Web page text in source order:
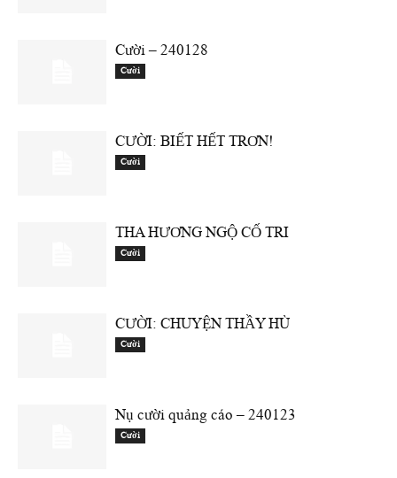
Cười – 240128
Cười
CƯỜI: BIẾT HẾT TRƠN!
Cười
THA HƯƠNG NGỘ CỐ TRI
Cười
CƯỜI: CHUYỆN THẦY HÙ
Cười
Nụ cười quảng cáo – 240123
Cười